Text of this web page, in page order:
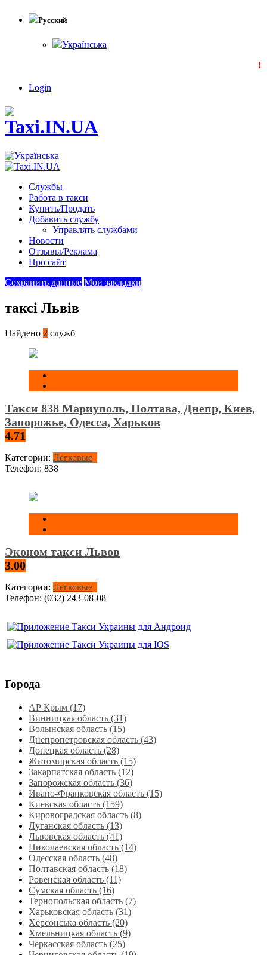
Русский
Українська
Login
Службы
Работа в такси
Купить/Продать
Добавить службу
Управлять службами
Новости
Отзывы/Реклама
Про сайт
Сохранить данные Мои закладки
таксі Львів
Найдено 2 служб
Такси 838 Мариуполь, Полтава, Днепр, Киев,
Запорожье, Одесса, Харьков
4.71
Категории: Легковые
Телефон: 838
Эконом такси Львов
3.00
Категории: Легковые
Телефон: (032) 243-08-08
Города
АР Крым (17)
Винницкая область (31)
Волынская область (15)
Днепропетровская область‎ (43)
Донецкая область (28)
Житомирская область (15)
Закарпатская область (12)
Запорожская область (36)
Ивано-Франковская область (15)
Киевская область (159)
Кировоградская область (8)
Луганская область‎ (13)
Львовская область‎ (41)
Николаевская область‎ (14)
Одесская область‎ (48)
Полтавская область (18)
Ровенская область‎ (11)
Сумская область‎ (16)
Тернопольская область‎ (7)
Харьковская область‎ (31)
Херсонська область‎ (20)
Хмельницкая область‎ (9)
Черкасская область‎ (25)